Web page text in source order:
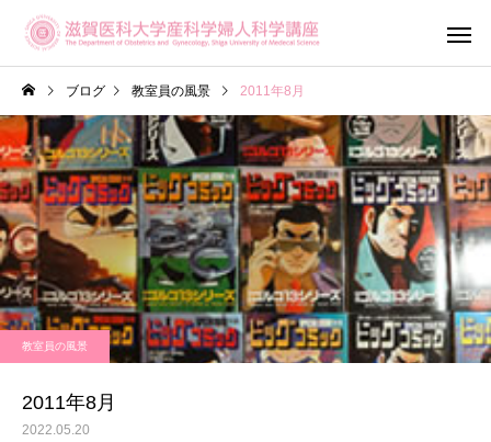
産科診療 婦人科診
不妊専門相談センター
滋賀がん・生
ブログ 教室員の風景 2011年8月
教室員の風景
2011年8月
2022.05.20